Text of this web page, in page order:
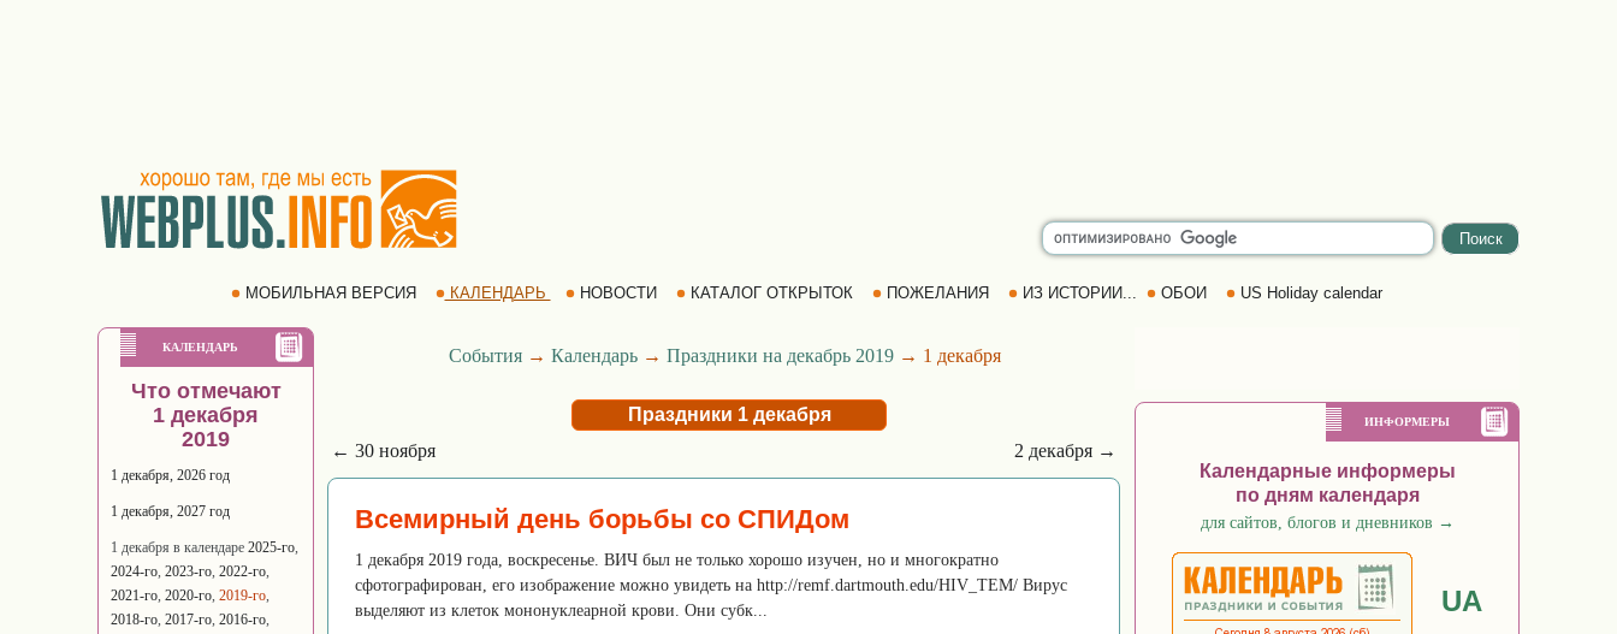
МОБИЛЬНАЯ ВЕРСИЯ КАЛЕНДАРЬ НОВОСТИ КАТАЛОГ ОТКРЫТОК ПОЖЕЛАНИЯ ИЗ ИСТОРИИ... ОБОИ US Holiday calendar
КАЛЕНДАРЬ
Что отмечают
1 декабря
2019
1 декабря, 2026 год
1 декабря, 2027 год
1 декабря в календаре 2025-го,
2024-го, 2023-го, 2022-го,
2021-го, 2020-го, 2019-го,
2018-го, 2017-го, 2016-го,
События→ Календарь→ Праздники на декабрь 2019→ 1 декабря
Праздники 1 декабря
← 30 ноября
2 декабря →
Всемирный день борьбы со СПИДом
1 декабря 2019 года, воскресенье. ВИЧ был не только хорошо изучен, но и многократно
сфотографирован, его изображение можно увидеть на http://remf.dartmouth.edu/HIV_TEM/ Вирус
выделяют из клеток мононуклеарной крови. Они субк...
ИНФОРМЕРЫ
Календарные информеры
по дням календаря
для сайтов, блогов и дневников →
UA